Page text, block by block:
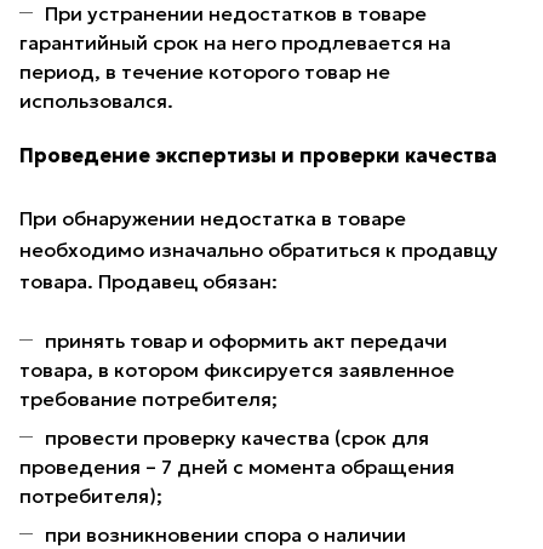
При устранении недостатков в товаре
гарантийный срок на него продлевается на
период, в течение которого товар не
использовался.
Проведение экспертизы и проверки качества
При обнаружении недостатка в товаре
необходимо изначально обратиться к продавцу
товара. Продавец обязан:
принять товар и оформить акт передачи
товара, в котором фиксируется заявленное
требование потребителя;
провести проверку качества (срок для
проведения – 7 дней с момента обращения
потребителя);
при возникновении спора о наличии